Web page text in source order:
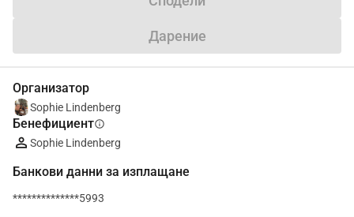
Дарение
Организатор
Sophie Lindenberg
Бенефициентinfo
Sophie Lindenberg
Банкови данни за изплащане
**************5993